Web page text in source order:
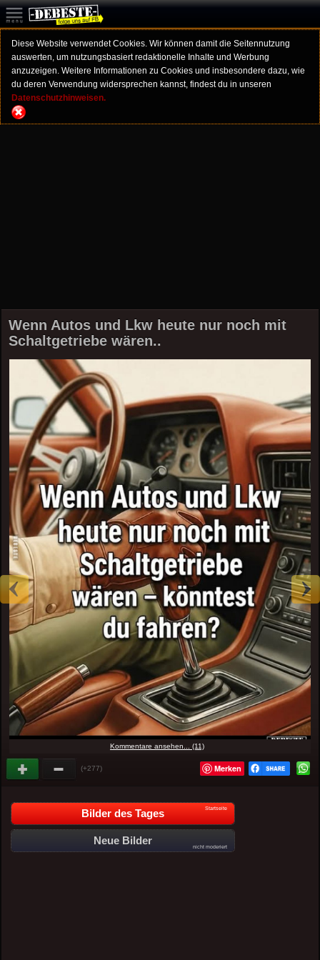
Diese Website verwendet Cookies. Wir können damit die Seitennutzung
auswerten, um nutzungsbasiert redaktionelle Inhalte und Werbung
anzuzeigen. Weitere Informationen zu Cookies und insbesondere dazu, wie
du deren Verwendung widersprechen kannst, findest du in unseren
Datenschutzhinweisen.
Wenn Autos und Lkw heute nur noch mit
Schaltgetriebe wären..
Kommentare ansehen... (11)
(+277) Merken
Bilder des Tages Startseite
Neue Bilder
nicht moderiert